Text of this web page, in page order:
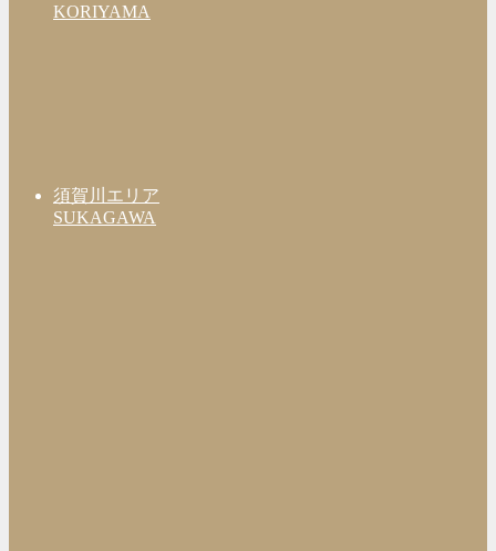
KORIYAMA
須賀川エリア
SUKAGAWA